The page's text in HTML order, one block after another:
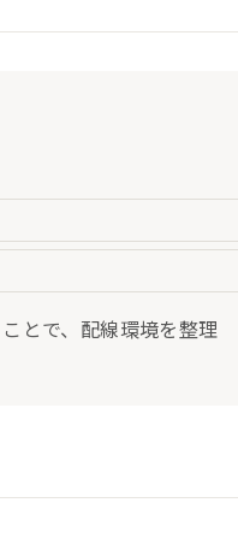
とで、配線環境を整理